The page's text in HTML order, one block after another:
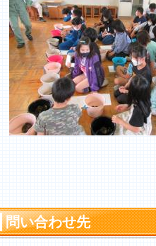
問い合わせ先